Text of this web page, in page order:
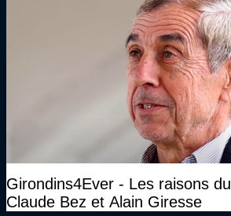
Girondins4Ever - Les raisons
Claude Bez et Alain Giresse